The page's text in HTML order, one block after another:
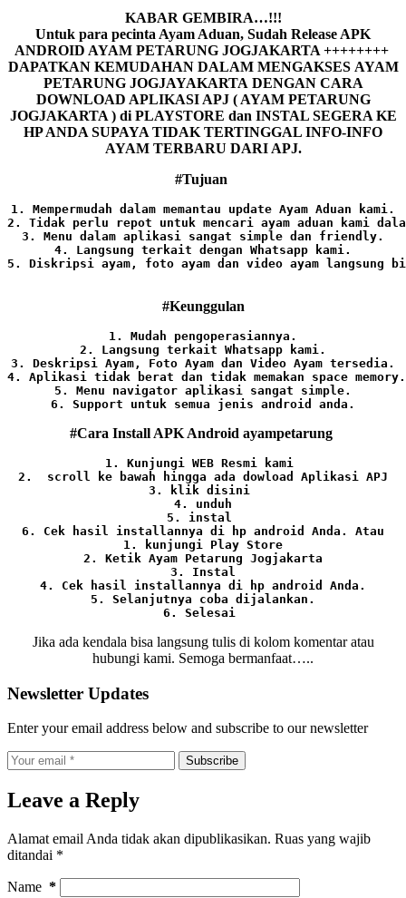
KABAR GEMBIRA…!!!
Untuk para pecinta Ayam Aduan, Sudah Release APK
ANDROID AYAM PETARUNG JOGJAKARTA ++++++++
DAPATKAN KEMUDAHAN DALAM MENGAKSES AYAM
PETARUNG JOGJAYAKARTA DENGAN CARA
DOWNLOAD APLIKASI APJ ( AYAM PETARUNG
JOGJAKARTA ) di PLAYSTORE dan INSTAL SEGERA KE
HP ANDA SUPAYA TIDAK TERTINGGAL INFO-INFO
AYAM TERBARU DARI APJ.
#Tujuan
1. Mempermudah dalam memantau update Ayam Aduan kami.
2. Tidak perlu repot untuk mencari ayam aduan kami
3. Menu dalam aplikasi sangat simple dan friendly.
4. Langsung terkait dengan Whatsapp kami.
5. Diskripsi ayam, foto ayam dan video ayam
#Keunggulan
1. Mudah pengoperasiannya.
2. Langsung terkait Whatsapp kami.
3. Deskripsi Ayam, Foto Ayam dan Video Ayam tersedia.
4. Aplikasi tidak berat dan tidak memakan space memory.
5. Menu navigator aplikasi sangat simple.
6. Support untuk semua jenis android anda.
#Cara Install APK Android ayampetarung
1. Kunjungi WEB Resmi kami
2.  scroll ke bawah hingga ada dowload Aplikasi APJ
3. klik disini
4. unduh
5. instal
6. Cek hasil installannya di hp android Anda. Atau
1. kunjungi Play Store
2. Ketik Ayam Petarung Jogjakarta
3. Instal
4. Cek hasil installannya di hp android Anda.
5. Selanjutnya coba dijalankan.
6. Selesai
Jika ada kendala bisa langsung tulis di kolom komentar atau
hubungi kami. Semoga bermanfaat…..
Newsletter Updates
Enter your email address below and subscribe to our newsletter
Subscribe
Leave a Reply
Alamat email Anda tidak akan dipublikasikan. Ruas yang wajib
ditandai *
Name *